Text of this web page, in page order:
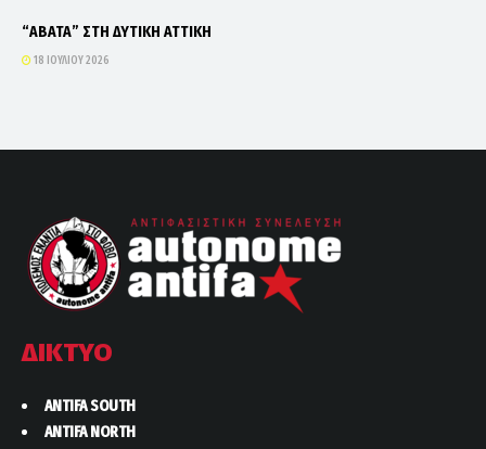
“ΑΒΑΤΑ” ΣΤΗ ΔΥΤΙΚΗ ΑΤΤΙΚΗ
18 ΙΟΥΛΊΟΥ 2026
ΔΙΚΤΥΟ
ANTIFA SOUTH
ANTIFA NORTH